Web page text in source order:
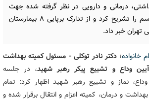
درمانی و دارویی در نظر گرفته شده جهت
پوشش درمانی این مراسم را تشریح کرد و از تدارک برپایی ۸ بیمارستان
تهران خبر داد.
خانواده؛ دکتر نادر توکلی - مسئول کمیته بهداشت
وداع و تشییع پیکر رهبر شهید، در جلسه
نماز و تشییع رهبر شهید اظهار کرد: تمام
و درمان، کمیته اعزام و انتقال برقرار شده و